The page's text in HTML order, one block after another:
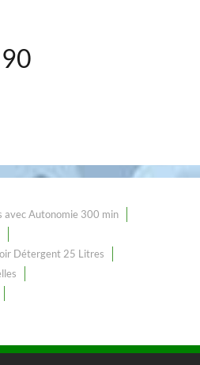
avec Autonomie 300 min
Détergent 25 Litres